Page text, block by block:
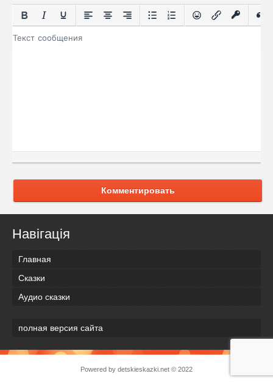
Комментировать
Навігація
Главная
Сказки
Аудио сказки
полная версия сайта
Powered by detskieskazki.net © 2022